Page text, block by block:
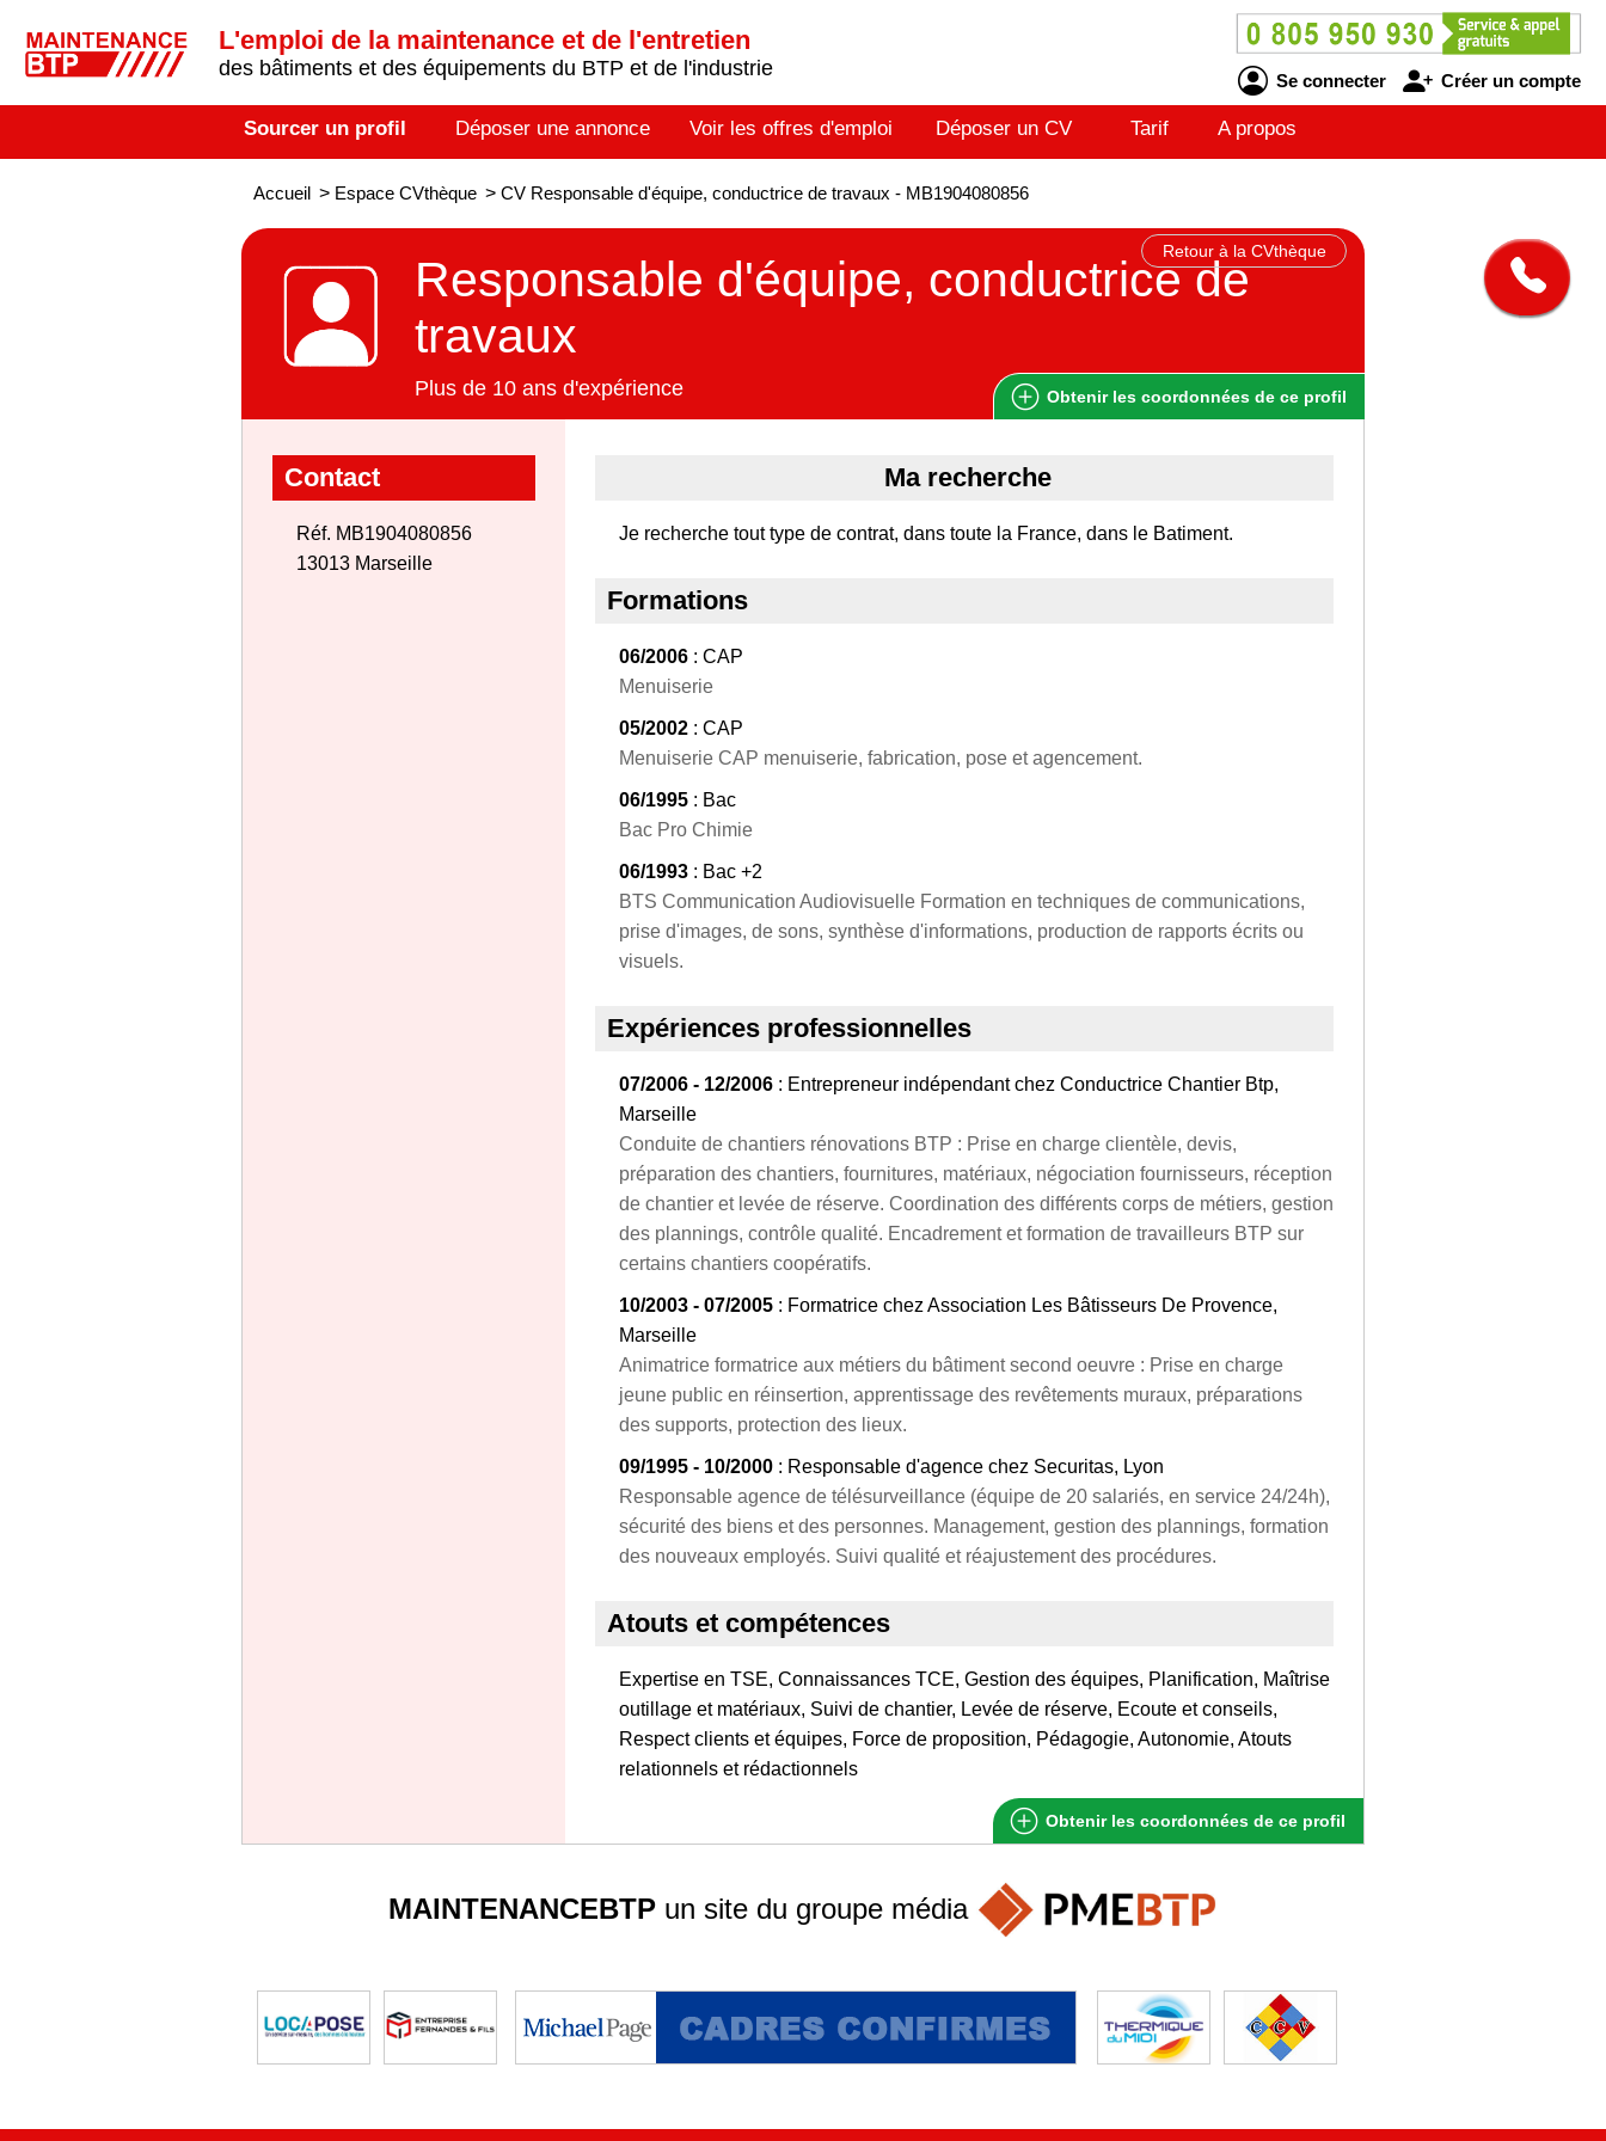
L'emploi de la maintenance et de l'entretien
des bâtiments et des équipements du BTP et de l'industrie
Se connecter Créer un compte
Sourcer un profil Déposer une annonce Voir les offres d'emploi Déposer un CV Tarif A propos
Accueil > Espace CVthèque > CV Responsable d'équipe, conductrice de travaux - MB1904080856
Retour à la CVthèque
Responsable d'équipe, conductrice de
travaux
Plus de 10 ans d'expérience Obtenir les coordonnées de ce profil
Contact
Réf. MB1904080856
13013 Marseille
Ma recherche
Je recherche tout type de contrat, dans toute la France, dans le Batiment.
Formations
06/2006 : CAP
Menuiserie
05/2002 : CAP
Menuiserie CAP menuiserie, fabrication, pose et agencement.
06/1995 : Bac
Bac Pro Chimie
06/1993 : Bac +2
BTS Communication Audiovisuelle Formation en techniques de communications,
prise d'images, de sons, synthèse d'informations, production de rapports écrits ou
visuels.
Expériences professionnelles
07/2006 - 12/2006 : Entrepreneur indépendant chez Conductrice Chantier Btp,
Marseille
Conduite de chantiers rénovations BTP : Prise en charge clientèle, devis,
préparation des chantiers, fournitures, matériaux, négociation fournisseurs, réception
de chantier et levée de réserve. Coordination des différents corps de métiers, gestion
des plannings, contrôle qualité. Encadrement et formation de travailleurs BTP sur
certains chantiers coopératifs.
10/2003 - 07/2005 : Formatrice chez Association Les Bâtisseurs De Provence,
Marseille
Animatrice formatrice aux métiers du bâtiment second oeuvre : Prise en charge
jeune public en réinsertion, apprentissage des revêtements muraux, préparations
des supports, protection des lieux.
09/1995 - 10/2000 : Responsable d'agence chez Securitas, Lyon
Responsable agence de télésurveillance (équipe de 20 salariés, en service 24/24h),
sécurité des biens et des personnes. Management, gestion des plannings, formation
des nouveaux employés. Suivi qualité et réajustement des procédures.
Atouts et compétences
Expertise en TSE, Connaissances TCE, Gestion des équipes, Planification, Maîtrise
outillage et matériaux, Suivi de chantier, Levée de réserve, Ecoute et conseils,
Respect clients et équipes, Force de proposition, Pédagogie, Autonomie, Atouts
relationnels et rédactionnels
Obtenir les coordonnées de ce profil
MAINTENANCEBTPun site du groupe média